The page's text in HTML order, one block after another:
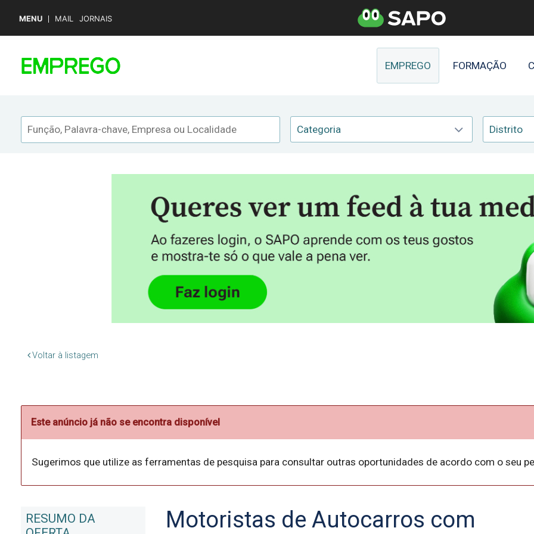
MENU MAIL JORNAIS
EMPREGO FORMAÇÃO
Categoria Distrito
Voltar à listagem
Este anúncio já não se encontra disponível
Sugerimos que utilize as ferramentas de pesquisa para consultar outras oportunidades de acordo com o seu
RESUMO DA
Motoristas de Autocarros com